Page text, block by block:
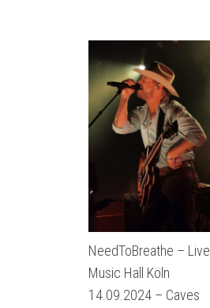
NeedToBreathe – Live
Music Hall Köln
14.09.2024 – Caves